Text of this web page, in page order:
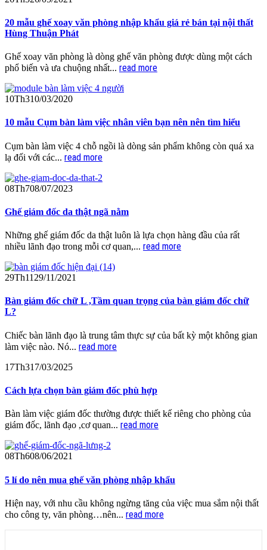
20 mẫu ghế xoay văn phòng nhập khẩu giá rẻ bán tại nội thất
Hùng Thuận Phát
Ghế xoay văn phòng là dòng ghế văn phòng được dùng một cách
phổ biến và ưa chuộng nhất... read more
10Th310/03/2020
10 mẫu Cụm bàn làm việc nhân viên bạn nên nên tìm hiểu
Cụm bàn làm việc 4 chỗ ngồi là dòng sản phẩm không còn quá xa
lạ đối với các... read more
08Th708/07/2023
Ghế giám đốc da thật ngã nằm
Những ghế giám đốc da thật luôn là lựa chọn hàng đầu của rất
nhiều lãnh đạo trong mỗi cơ quan,... read more
29Th11 29/11/2021
Bàn giám đốc chữ L ,Tầm quan trọng của bàn giám đốc chữ
L?
Chiếc bàn lãnh đạo là trung tâm thực sự của bất kỳ một không gian
làm việc nào. Nó... read more
17Th317/03/2025
Cách lựa chọn bàn giám đốc phù hợp
Bàn làm việc giám đốc thường được thiết kế riêng cho phòng của
giám đốc, lãnh đạo ,cơ quan... read more
08Th608/06/2021
5 lí do nên mua ghế văn phòng nhập khẩu
Hiện nay, với nhu cầu không ngừng tăng của việc mua sắm nội thất
cho công ty, văn phòng…nên... read more